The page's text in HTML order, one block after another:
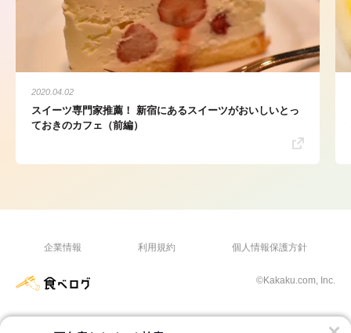
2020.04.02
スイーツ専門家推薦！ 新宿にあるスイーツがおいしいとっ
ておきのカフェ（前編）
企業情報 利用規約 個人情報保護方針
©Kakaku.com, Inc.